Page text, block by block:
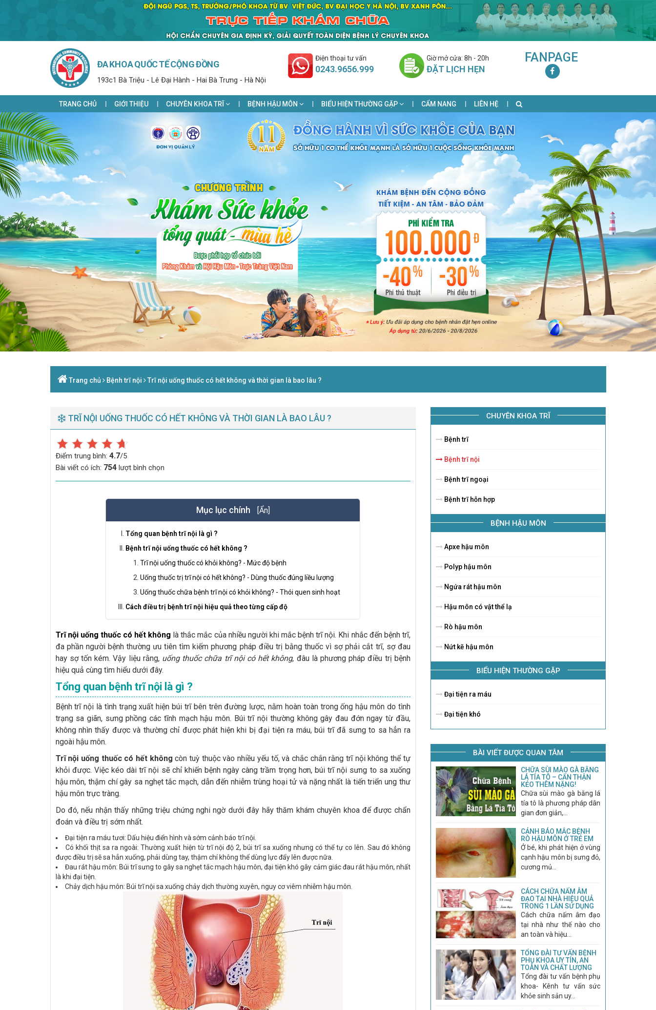
ĐA KHOA QUỐC TẾ CỘNG ĐỒNG
193c1 Bà Triệu - Lê Đại Hành - Hai Bà Trưng - Hà Nội
Điện thoại tư vấn
0243.9656.999
Giờ mở cửa: 8h - 20h
ĐẶT LỊCH HẸN
FANPAGE
TRANG CHỦ GIỚI THIỆU CHUYÊN KHOA TRĨ BỆNH HẬU MÔN BIỂU HIỆN THƯỜNG GẶP CẨM NANG LIÊN HỆ
Trang chủ Bệnh trĩ nội Trĩ nội uống thuốc có hết không và thời gian là bao lâu ?
TRĨ NỘI UỐNG THUỐC CÓ HẾT KHÔNG VÀ THỜI GIAN LÀ BAO LÂU ?
Điểm trung bình: 4.7/5
Bài viết có ích: 754lượt bình chọn
Mục lục chính [Ẩn]
Tổng quan bệnh trĩ nội là gì ?
Bệnh trĩ nội uống thuốc có hết không ?
Trĩ nội uống thuốc có khỏi không? - Mức độ bệnh
Uống thuốc trị trĩ nội có hết không? - Dùng thuốc đúng liều lượng
Uống thuốc chữa bệnh trĩ nội có khỏi không? - Thói quen sinh hoạt
Cách điều trị bệnh trĩ nội hiệu quả theo từng cấp độ
Trĩ nội uống thuốc có hết không là thắc mắc của nhiều người khi mắc bệnh trĩ nội. Khi nhắc đến bệnh trĩ,
đa phần người bệnh thường ưu tiên tìm kiếm phương pháp điều trị bằng thuốc vì sợ phải cắt trĩ, sợ đau
hay sợ tốn kém. Vậy liệu rằng, uống thuốc chữa trĩ nội có hết không, đâu là phương pháp điều trị bệnh
hiệu quả cùng tìm hiểu dưới đây.
Tổng quan bệnh trĩ nội là gì ?
Bệnh trĩ nội là tình trạng xuất hiện búi trĩ bên trên đường lược, nằm hoàn toàn trong ống hậu môn do tình
trạng sa giãn, sưng phồng các tĩnh mạch hậu môn. Búi trĩ nội thường không gây đau đớn ngay từ đầu,
không nhìn thấy được và thường chỉ được phát hiện khi bị đại tiện ra máu, búi trĩ đã sưng to sa hẳn ra
ngoài hậu môn.
Trĩ nội uống thuốc có hết khôngcòn tuỳ thuộc vào nhiều yếu tố, và chắc chắn rằng trĩ nội không thể tự
khỏi được. Việc kéo dài trĩ nội sẽ chỉ khiến bệnh ngày càng trầm trọng hơn, búi trĩ nội sưng to sa xuống
hậu môn, thậm chí gây sa nghẹt tắc mạch, dẫn đến nhiễm trùng hoại tử và nặng nhất là tiến triển ung thư
hậu môn trực tràng.
Do đó, nếu nhận thấy những triệu chứng nghi ngờ dưới đây hãy thăm khám chuyên khoa để được chẩn
đoán và điều trị sớm nhất.
Đại tiện ra máu tươi: Dấu hiệu điển hình và sớm cảnh báo trĩ nội.
Có khối thịt sa ra ngoài: Thường xuất hiện từ trĩ nội độ 2, búi trĩ sa xuống nhưng có thể tự co lên. Sau đó không
được điều trị sẽ sa hẳn xuống, phải dùng tay, thậm chí không thể dùng lực đẩy lên được nữa.
Đau rát hậu môn: Búi trĩ sưng to gây sa nghẹt tắc mạch hậu môn, đại tiện khó gây cảm giác đau rát hậu môn, nhất
là khi đại tiện.
Chảy dịch hậu môn: Búi trĩ nội sa xuống chảy dịch thường xuyên, nguy cơ viêm nhiễm hậu môn.
CHUYÊN KHOA TRĨ
Bệnh trĩ
Bệnh trĩ nội
Bệnh trĩ ngoại
Bệnh trĩ hỗn hợp
BỆNH HẬU MÔN
Apxe hậu môn
Polyp hậu môn
Ngứa rát hậu môn
Hậu môn có vật thể lạ
Rò hậu môn
Nứt kẽ hậu môn
BIỂU HIỆN THƯỜNG GẶP
Đại tiện ra máu
Đại tiện khó
BÀI VIẾT ĐƯỢC QUAN TÂM
CHỮA SÙI MÀO GÀ BẰNG
LÁ TÍA TÔ – CẨN THẬN
KẺO THÊM NẶNG!
Chữa sùi mào gà bằng lá
tía tô là phương pháp dân
gian đơn giản,...
CẢNH BÁO MẮC BỆNH
RÒ HẬU MÔN Ở TRẺ EM
Ở bé, khi phát hiện ở vùng
cạnh hậu môn bị sưng đỏ,
cương mủ...
CÁCH CHỮA NẤM ÂM
ĐẠO TẠI NHÀ HIỆU QUẢ
TRONG 1 LẦN SỬ DỤNG
Cách chữa nấm âm đạo
tại nhà như thế nào cho
an toàn và hiệu...
TỔNG ĐÀI TƯ VẤN BỆNH
PHỤ KHOA UY TÍN, AN
TOÀN VÀ CHẤT LƯỢNG
Tổng đài tư vấn bệnh phụ
khoa- Kênh tư vấn sức
khỏe sinh sản uy...